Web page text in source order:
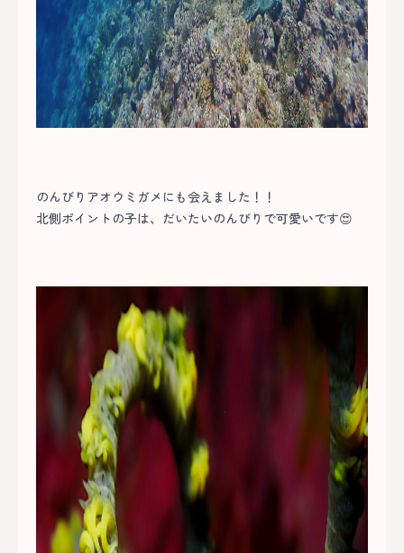
のんびりアオウミガメにも会えました！！
北側ポイントの子は、だいたいのんびりで可愛いです😍